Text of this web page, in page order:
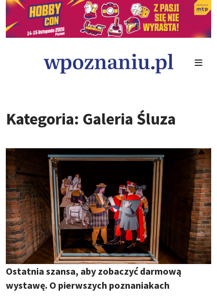
Kategoria: Galeria Śluza
Ostatnia szansa, aby zobaczyć darmową
wystawę. O pierwszych poznaniakach